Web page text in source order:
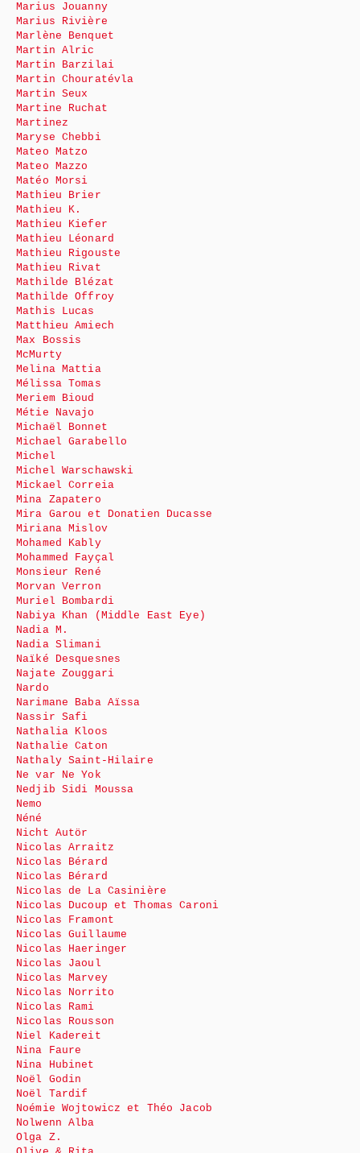
Marius Jouanny
Marius Rivière
Marlène Benquet
Martin Alric
Martin Barzilai
Martin Chouratévla
Martin Seux
Martine Ruchat
Martinez
Maryse Chebbi
Mateo Matzo
Mateo Mazzo
Matéo Morsi
Mathieu Brier
Mathieu K.
Mathieu Kiefer
Mathieu Léonard
Mathieu Rigouste
Mathieu Rivat
Mathilde Blézat
Mathilde Offroy
Mathis Lucas
Matthieu Amiech
Max Bossis
McMurty
Melina Mattia
Mélissa Tomas
Meriem Bioud
Métie Navajo
Michaël Bonnet
Michael Garabello
Michel
Michel Warschawski
Mickael Correia
Mina Zapatero
Mira Garou et Donatien Ducasse
Miriana Mislov
Mohamed Kably
Mohammed Fayçal
Monsieur René
Morvan Verron
Muriel Bombardi
Nabiya Khan (Middle East Eye)
Nadia M.
Nadia Slimani
Naïké Desquesnes
Najate Zouggari
Nardo
Narimane Baba Aïssa
Nassir Safi
Nathalia Kloos
Nathalie Caton
Nathaly Saint-Hilaire
Ne var Ne Yok
Nedjib Sidi Moussa
Nemo
Néné
Nicht Autör
Nicolas Arraitz
Nicolas Bérard
Nicolas Bérard
Nicolas de La Casinière
Nicolas Ducoup et Thomas Caroni
Nicolas Framont
Nicolas Guillaume
Nicolas Haeringer
Nicolas Jaoul
Nicolas Marvey
Nicolas Norrito
Nicolas Rami
Nicolas Rousson
Niel Kadereit
Nina Faure
Nina Hubinet
Noël Godin
Noël Tardif
Noémie Wojtowicz et Théo Jacob
Nolwenn Alba
Olga Z.